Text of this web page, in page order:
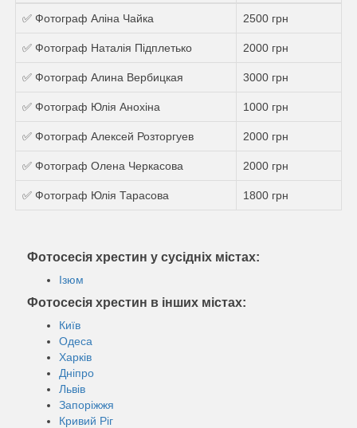
✅ Фотограф Аліна Чайка 2500 грн
✅ Фотограф Наталія Підплетько 2000 грн
✅ Фотограф Алина Вербицкая 3000 грн
✅ Фотограф Юлія Анохіна 1000 грн
✅ Фотограф Алексей Розторгуев 2000 грн
✅ Фотограф Олена Черкасова 2000 грн
✅ Фотограф Юлія Тарасова 1800 грн
Фотосесія хрестин у сусідніх містах:
Ізюм
Фотосесія хрестин в інших містах:
Київ
Одеса
Харків
Дніпро
Львів
Запоріжжя
Кривий Ріг